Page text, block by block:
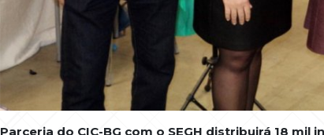
Parceria do CIC-BG com o SEGH distribuirá 18